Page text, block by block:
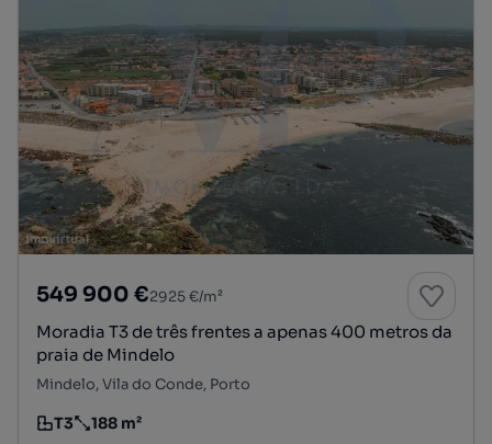
549 900 €2925 €/m²
Moradia T3 de três frentes a apenas 400 metros da
praia de Mindelo
Mindelo, Vila do Conde, Porto
Tipologia
T3
Preço por metro quadrado
188 m²